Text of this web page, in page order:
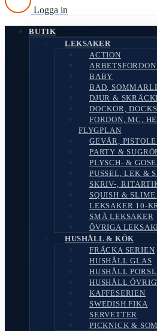
Logga in
BUTIK
LEKSAKER
ACTION
BABY
BAD,
DJUR &
DOCKOR,
FORDON, MC,
FLYGPLAN
GEVÄR,
PARTY &
PLYSCH- &
PUSSEL, LEK &
SKRIV-,
SQUISH & SLIME
LEKSAKER 10-
SMÅ LEKSAKER
ÖVRIGA
HUSHÅLL & KÖK
FRÄCKA SERIEN
HUSHÅLL GLAS
HUSHÅLL
HUSHÅLL
KAFFESERIEN
SWEDISH FIKA
SERVETTER
PICKNICK &